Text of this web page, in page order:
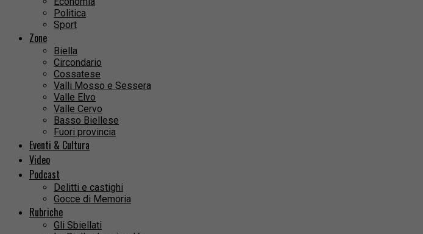
Politica
Sport
Zone
Biella
Circondario
Cossatese
Valli Mosso e Sessera
Valle Elvo
Valle Cervo
Basso Biellese
Fuori provincia
Eventi & Cultura
Video
Podcast
Delitti e castighi
Gocce di Memoria
Rubriche
Gli Sbiellati